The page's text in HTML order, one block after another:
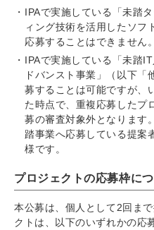
IPAで実施している「未踏
ィング技術を活用したソフ
応募することはできません。
IPAで実施している「未踏
ドバンスト事業」（以下「
募することは可能ですが、
た時点で、重複応募したプ
募の審査対象外となります
踏事業へ応募している提案
様です。
プロジェクトの応募枠に
本公募は、個人として2回ま
クトは、以下のいずれかの応